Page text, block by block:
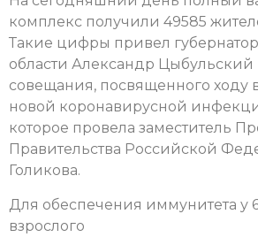
комплекс получили 49585
Такие цифры привел
области Александр Цыбульский
совещания, посвященного ходу
новой коронавирусной
которое провела заместитель
Правительства Российской
Голикова.
Для обеспечения иммунитета у
взрослого